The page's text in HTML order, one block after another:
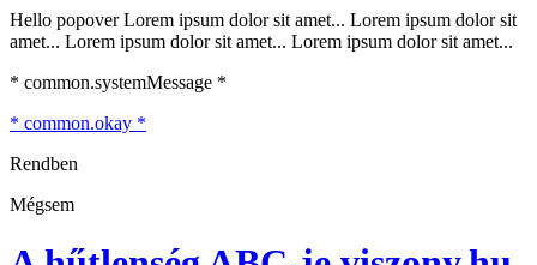
Hello popover Lorem ipsum dolor sit amet... Lorem ipsum dolor sit
amet... Lorem ipsum dolor sit amet... Lorem ipsum dolor sit amet...
* common.systemMessage *
* common.okay *
Rendben
Mégsem